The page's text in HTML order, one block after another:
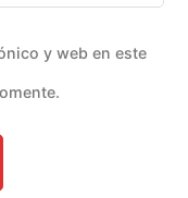
y web en este